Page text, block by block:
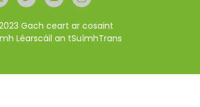
Gach ceart ar cosaint
Léarscáil an tSuímhTrans